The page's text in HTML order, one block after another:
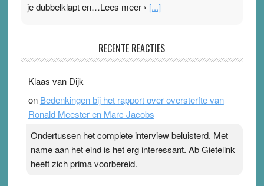
je dubbelklapt en…Lees meer › [...]
Ward van Beek
topsporters. Ze hopen ermee hun hartslag te verlagen
terwijl ze meer zuurstof opnemen. Daarop heeft zo’n
pleister geen effect. Maar het gevoel ‘makkelijker te
Pleisterplakkers in de topspsort ›[...]
RECENTE REACTIES
Klaas van Dijk
on Bedenkingen bij het rapport over oversterfte van
Ronald Meester en Marc Jacobs
Ondertussen het complete interview beluisterd. Met
name aan het eind is het erg interessant. Ab Gietelink
heeft zich prima voorbereid.